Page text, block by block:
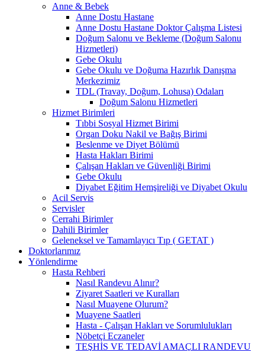
Anne & Bebek
Anne Dostu Hastane
Anne Dostu Hastane Doktor Çalışma Listesi
Doğum Salonu ve Bekleme (Doğum Salonu
Hizmetleri)
Gebe Okulu
Gebe Okulu ve Doğuma Hazırlık Danışma
Merkezimiz
TDL (Travay, Doğum, Lohusa) Odaları
Doğum Salonu Hizmetleri
Hizmet Birimleri
Tıbbi Sosyal Hizmet Birimi
Organ Doku Nakil ve Bağış Birimi
Beslenme ve Diyet Bölümü
Hasta Hakları Birimi
Çalışan Hakları ve Güvenliği Birimi
Gebe Okulu
Diyabet Eğitim Hemşireliği ve Diyabet Okulu
Acil Servis
Servisler
Cerrahi Birimler
Dahili Birimler
Geleneksel ve Tamamlayıcı Tıp ( GETAT )
Doktorlarımız
Yönlendirme
Hasta Rehberi
Nasıl Randevu Alınır?
Ziyaret Saatleri ve Kuralları
Nasıl Muayene Olurum?
Muayene Saatleri
Hasta - Çalışan Hakları ve Sorumlulukları
Nöbetçi Eczaneler
TEŞHİS VE TEDAVİ AMAÇLI RANDEVU